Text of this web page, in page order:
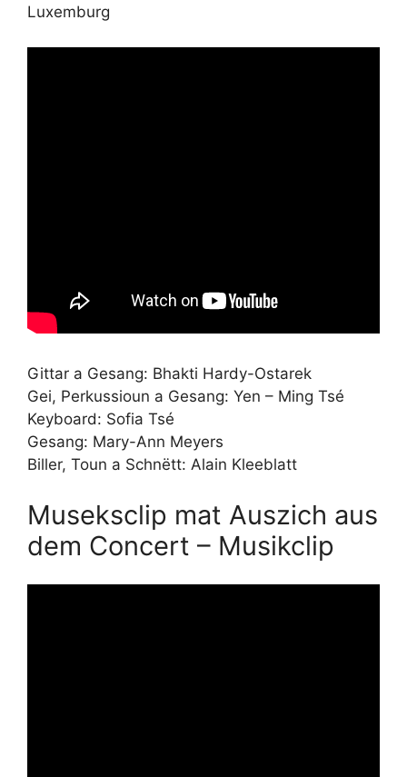
Luxemburg
Gittar a Gesang: Bhakti Hardy-Ostarek
Gei, Perkussioun a Gesang: Yen – Ming Tsé
Keyboard: Sofia Tsé
Gesang: Mary-Ann Meyers
Biller, Toun a Schnëtt: Alain Kleeblatt
Museksclip mat Auszich aus
dem Concert – Musikclip